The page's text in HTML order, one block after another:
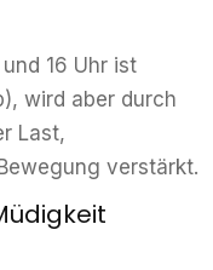
16 Uhr ist
wird aber durch
Last,
verstärkt.